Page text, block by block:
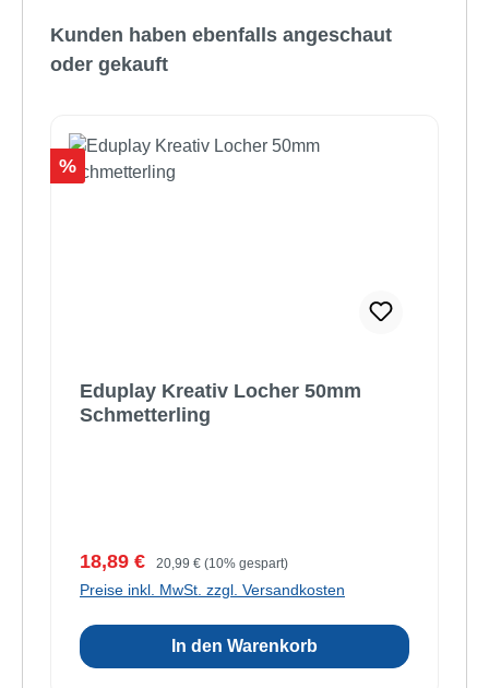
Kunden haben ebenfalls angeschaut
oder gekauft
Rabatt
%
Eduplay Kreativ Locher 50mm
Schmetterling
Verkaufspreis:
18,89 € Regulärer Preis:
20,99 € (10% gespart)
Preise inkl. MwSt. zzgl. Versandkosten
In den Warenkorb